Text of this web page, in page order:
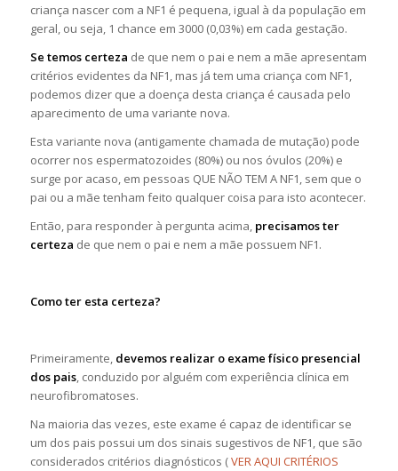
criança nascer com a NF1 é pequena, igual à da população em
geral, ou seja, 1 chance em 3000 (0,03%) em cada gestação.
Se temos certeza de que nem o pai e nem a mãe apresentam
critérios evidentes da NF1, mas já tem uma criança com NF1,
podemos dizer que a doença desta criança é causada pelo
aparecimento de uma variante nova.
Esta variante nova (antigamente chamada de mutação) pode
ocorrer nos espermatozoides (80%) ou nos óvulos (20%) e
surge por acaso, em pessoas QUE NÃO TEM A NF1, sem que o
pai ou a mãe tenham feito qualquer coisa para isto acontecer.
Então, para responder à pergunta acima, precisamos ter
certeza de que nem o pai e nem a mãe possuem NF1.
Como ter esta certeza?
Primeiramente, devemos realizar o exame físico presencial
dos pais, conduzido por alguém com experiência clínica em
neurofibromatoses.
Na maioria das vezes, este exame é capaz de identificar se
um dos pais possui um dos sinais sugestivos de NF1, que são
considerados critérios diagnósticos (VER AQUI CRITÉRIOS